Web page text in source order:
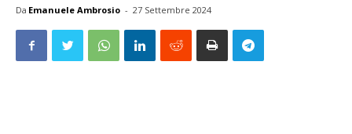
Da Emanuele Ambrosio - 27 Settembre 2024